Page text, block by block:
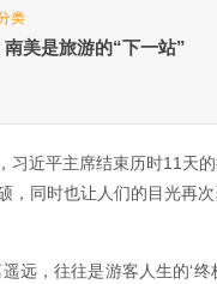
类
美是旅游的“下一站”
习近平主席结束历时11天
，同时也让人们的目光再
远，往往是游客人生的‘终